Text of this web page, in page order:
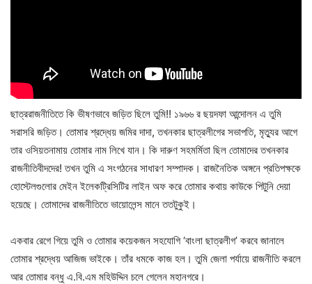
ছাত্ররাজনীতিতে কি ভীষণভাবে জড়িত ছিলে তুমি!! ১৯৬৬ র ছয়দফা আন্দোলন এ তুমি
সরাসরি জড়িত। তোমার শ্রদ্ধেয় জমির দাদা, তখনকার ছাত্রলীগের সভাপতি, মৃত্যুর আগে
তার ওসিয়তনামায় তোমার নাম লিখে যান। কি দারুণ সহমর্মিতা ছিল তোমাদের তখনকার
রাজনীতিবীদদের! তখন তুমি এ সংগঠনের সাধারণ সম্পাদক। রাজনৈতিক অঙ্গনে প্রতিপক্ষকে
হোস্টেলগুলোর মেইন ইলেকট্রিসিটির লাইন অফ করে তোমার কথায় কাউকে পিটুনি দেয়া
হয়েছে। তোমাদের রাজনীতিতে ভায়োলেন্স মানে ততটুকুই।
একবার রেগে গিয়ে তুমি ও তোমার কয়েকজন সহযোগি ‘বাংলা ছাত্রলীগ’ করবে জানালে
তোমার শ্রদ্ধেয় আজিজ ভাইকে। তাঁর ধমকে কাজ হল। তুমি জেলা পর্যায়ে রাজনীতি করলে
আর তোমার বন্ধু এ.বি.এম মহিউদ্দিন চলে গেলেন মহানগরে।